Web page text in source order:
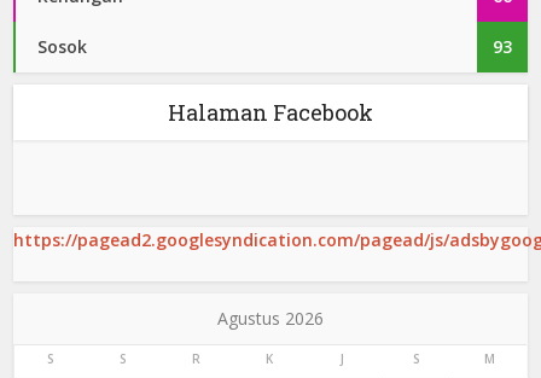
Sosok 93
Halaman Facebook
https://pagead2.googlesyndication.com/pagead/js/
Agustus 2026
S S R K J S M